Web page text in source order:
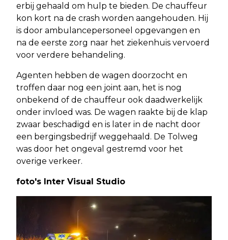
erbij gehaald om hulp te bieden. De chauffeur
kon kort na de crash worden aangehouden. Hij
is door ambulancepersoneel opgevangen en
na de eerste zorg naar het ziekenhuis vervoerd
voor verdere behandeling.
Agenten hebben de wagen doorzocht en
troffen daar nog een joint aan, het is nog
onbekend of de chauffeur ook daadwerkelijk
onder invloed was. De wagen raakte bij de klap
zwaar beschadigd en is later in de nacht door
een bergingsbedrijf weggehaald. De Tolweg
was door het ongeval gestremd voor het
overige verkeer.
foto's Inter Visual Studio